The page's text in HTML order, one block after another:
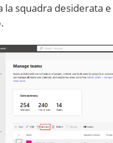
la squadra desiderata e
.